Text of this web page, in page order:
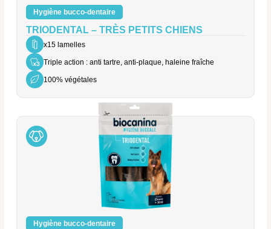
Hygiène bucco-dentaire
TRIODENTAL – TRÈS PETITS CHIENS
x15 lamelles
Triple action : anti tartre, anti-plaque, haleine fraîche
100% végétales
Hygiène bucco-dentaire